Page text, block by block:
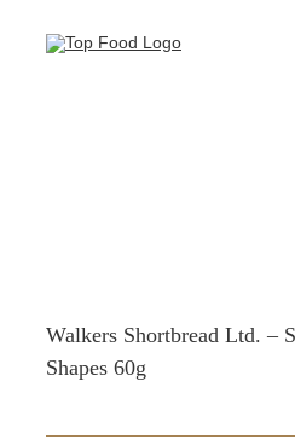
Inhalt
Walkers Shortbread Ltd. –
Shapes 60g